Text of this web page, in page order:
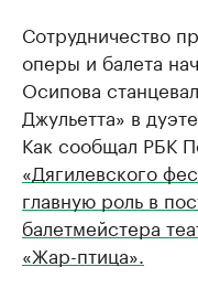
Сотрудничество
оперы и балета
Осипова
Джульетта» в
Как сообщал РБК
«Дягилевского
главную роль в
балетмейстера
«Жар-птица».